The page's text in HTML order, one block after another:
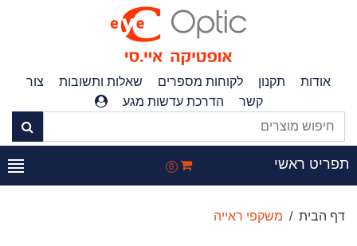
אודות תקנון לקוחות מספרים שאלות ותשובות
צור
קשר
הדרכת עדשות מגע
ראשי 0
דף הבית משקפי ראייה